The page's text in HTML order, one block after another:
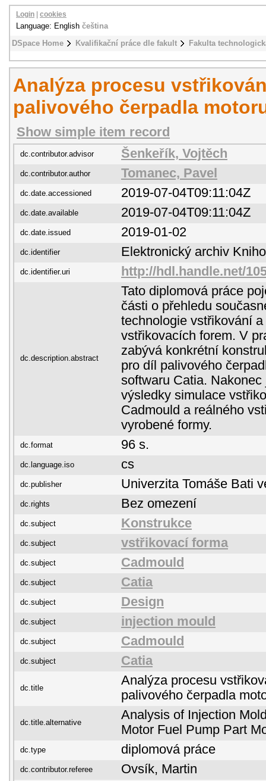
DSpace Home Kvalifikační práce dle fakult Fakulta
Login cookies
Language: English čeština
Analýza procesu
palivového čerpadla
Show simple item record
dc.contributor.advisor Šenkeřík, Vojtěch
dc.contributor.author Tomanec, Pavel
dc.date.accessioned 2019-07-04T09:11:04Z
dc.date.available 2019-07-04T09:11:04Z
dc.date.issued 2019-01-02
dc.identifier Elektronický archiv
dc.identifier.uri http://hdl.handle.net/
dc.description.abstract
Tato diplomová práce
části o přehledu
technologie vstřikování
vstřikovacích forem. V
zabývá konkrétní
pro díl palivového
softwaru Catia.
výsledky simulace
Cadmould a reálného
vyrobené formy.
dc.format 96 s.
dc.language.iso cs
dc.publisher Univerzita Tomáše Bati
dc.rights Bez omezení
dc.subject Konstrukce
dc.subject vstřikovací forma
dc.subject Cadmould
dc.subject Catia
dc.subject Design
dc.subject injection mould
dc.subject Cadmould
dc.subject Catia
dc.title
Analýza procesu
palivového čerpadla
dc.title.alternative
Analysis of Injection
Motor Fuel Pump Part
dc.type diplomová práce
dc.contributor.referee Ovsík, Martin